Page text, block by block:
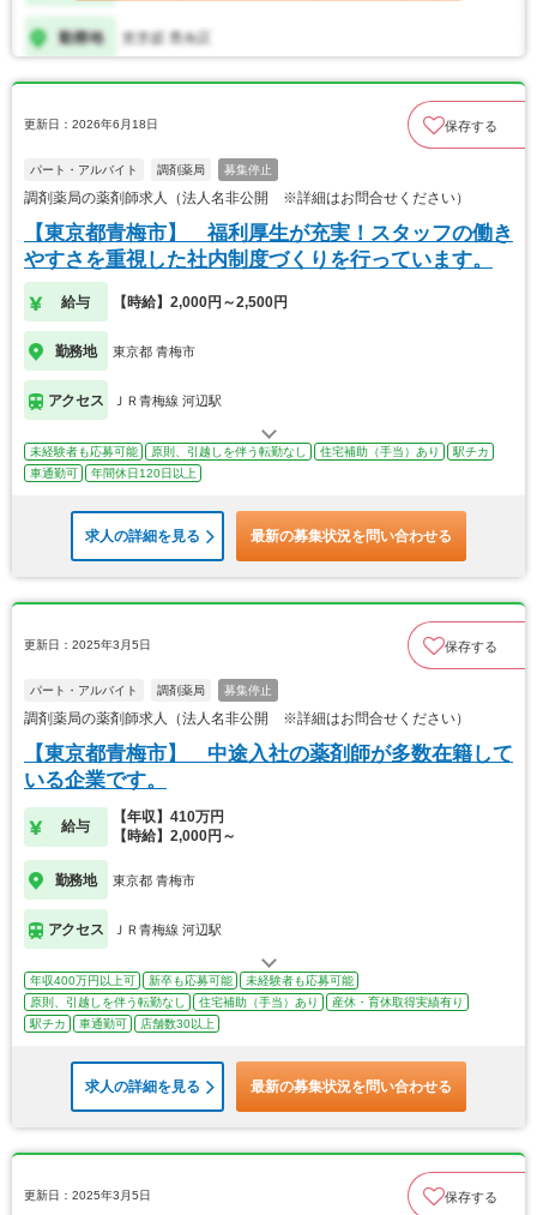
更新日：2026年6月18日 保存する
パート・アルバイト 調剤薬局 募集停止
調剤薬局の薬剤師求人（法人名非公開 ※詳細はお問合せください）
【東京都青梅市】 福利厚生が充実！スタッフの働き
やすさを重視した社内制度づくりを行っています。
給与 【時給】2,000円～2,500円
勤務地 東京都 青梅市
アクセス ＪＲ青梅線 河辺駅
未経験者も応募可能 原則、引越しを伴う転勤なし 住宅補助（手当）あり
駅チカ
車通勤可
年間休日120日以上
求人の詳細を見る 最新の募集状況を問い合わせる
更新日：2025年3月5日 保存する
パート・アルバイト 調剤薬局 募集停止
調剤薬局の薬剤師求人（法人名非公開 ※詳細はお問合せください）
【東京都青梅市】 中途入社の薬剤師が多数在籍して
いる企業です。
給与
【年収】410万円
【時給】2,000円～
勤務地 東京都 青梅市
アクセス ＪＲ青梅線 河辺駅
年収400万円以上可 新卒も応募可能
未経験者も応募可能
原則、引越しを伴う転勤なし
住宅補助（手当）あり
産休・育休取得実績有り
駅チカ
車通勤可 店舗数30以上
求人の詳細を見る 最新の募集状況を問い合わせる
更新日：2025年3月5日 保存する